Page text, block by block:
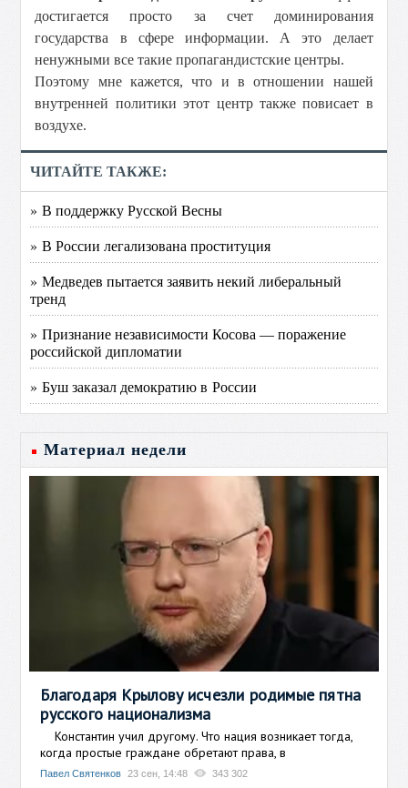
достигается просто за счет доминирования
государства в сфере информации. А это делает
ненужными все такие пропагандистские центры.
Поэтому мне кажется, что и в отношении нашей
внутренней политики этот центр также повисает в
воздухе.
ЧИТАЙТЕ ТАКЖЕ:
» В поддержку Русской Весны
» В России легализована проституция
» Медведев пытается заявить некий либеральный
тренд
» Признание независимости Косова — поражение
российской дипломатии
» Буш заказал демократию в России
Материал недели
Благодаря Крылову исчезли родимые пятна
русского национализма
Константин учил другому. Что нация возникает тогда,
когда простые граждане обретают права, в
Павел Святенков 23 сен, 14:48 343 302